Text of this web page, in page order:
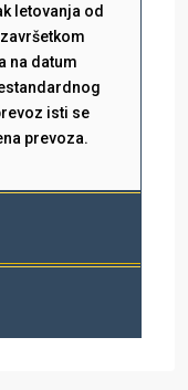
letovanja od
na datum
isti se
prevoza.